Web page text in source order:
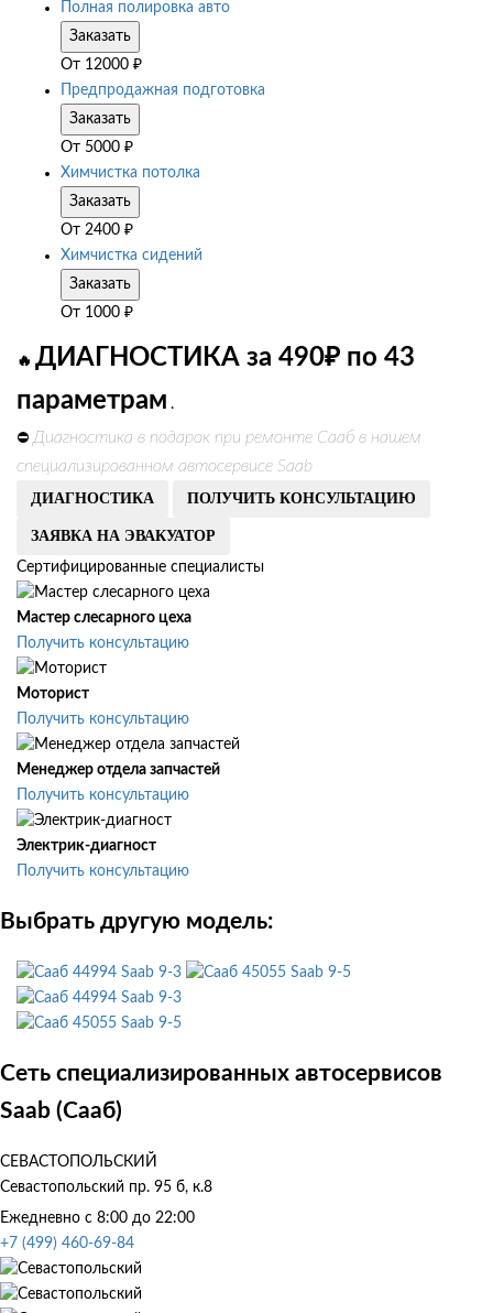
Полная полировка авто
Заказать
От 12000 ₽
Предпродажная подготовка
Заказать
От 5000 ₽
Химчистка потолка
Заказать
От 2400 ₽
Химчистка сидений
Заказать
От 1000 ₽
🔥 ДИАГНОСТИКА за 490₽ по 43
параметрам .
⛔ Диагностика в подарок при ремонте Сааб в нашем
специализированном автосервисе Saab
ДИАГНОСТИКА ПОЛУЧИТЬ КОНСУЛЬТАЦИЮ
ЗАЯВКА НА ЭВАКУАТОР
Сертифицированные специалисты
Мастер слесарного цеха
Получить консультацию
Моторист
Получить консультацию
Менеджер отдела запчастей
Получить консультацию
Электрик-диагност
Получить консультацию
Выбрать другую модель:
Saab 9-3
Saab 9-5
Saab 9-3
Saab 9-5
Сеть специализированных автосервисов
Saab (Сааб)
СЕВАСТОПОЛЬСКИЙ
Севастопольский пр. 95 б, к.8
Ежедневно с 8:00 до 22:00
+7 (499) 460-69-84